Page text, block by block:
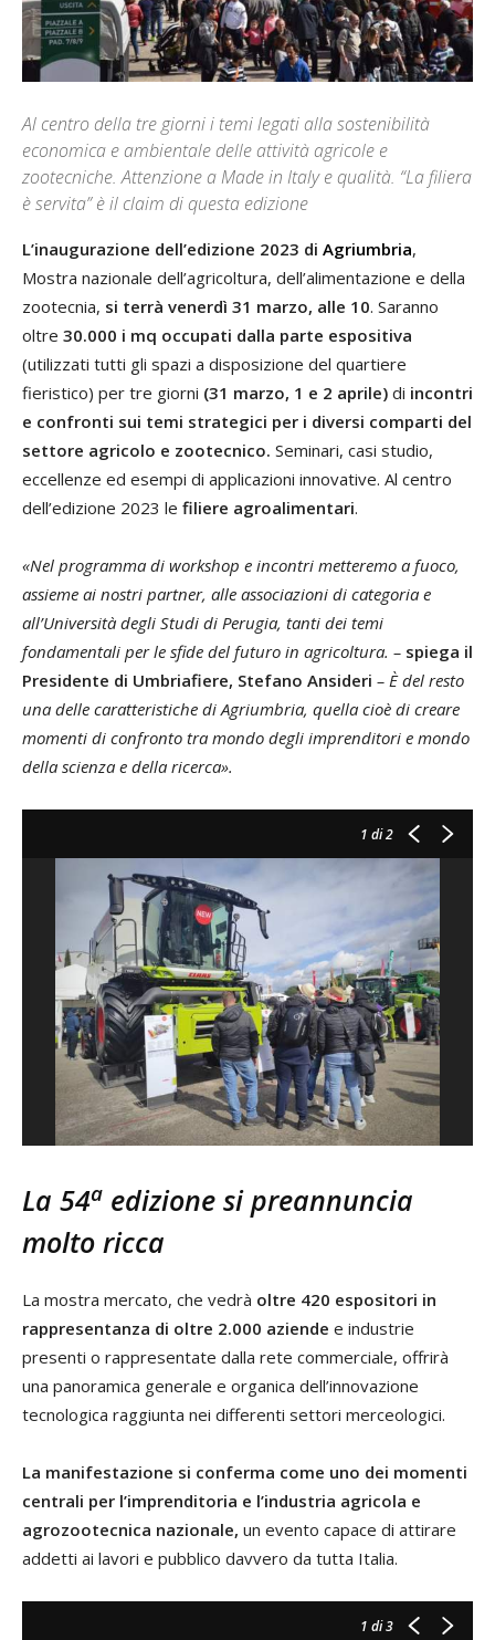
Al centro della tre giorni i temi legati alla sostenibilità
economica e ambientale delle attività agricole e
zootecniche. Attenzione a Made in Italy e qualità. “La filiera
è servita” è il claim di questa edizione
L’inaugurazione dell’edizione 2023 di Agriumbria,
Mostra nazionale dell’agricoltura, dell’alimentazione e della
zootecnia, si terrà venerdì 31 marzo, alle 10. Saranno
oltre 30.000 i mq occupati dalla parte espositiva
(utilizzati tutti gli spazi a disposizione del quartiere
fieristico) per tre giorni (31 marzo, 1 e 2 aprile) di incontri
e confronti sui temi strategici per i diversi comparti del
settore agricolo e zootecnico. Seminari, casi studio,
eccellenze ed esempi di applicazioni innovative. Al centro
dell’edizione 2023 le filiere agroalimentari.
«Nel programma di workshop e incontri metteremo a fuoco,
assieme ai nostri partner, alle associazioni di categoria e
all’Università degli Studi di Perugia, tanti dei temi
fondamentali per le sfide del futuro in agricoltura. – spiega il
Presidente di Umbriafiere, Stefano Ansideri – È del resto
una delle caratteristiche di Agriumbria, quella cioè di creare
momenti di confronto tra mondo degli imprenditori e mondo
della scienza e della ricerca».
1 di 2
La 54a edizione si preannuncia
molto ricca
La mostra mercato, che vedrà oltre 420 espositori in
rappresentanza di oltre 2.000 aziende e industrie
presenti o rappresentate dalla rete commerciale, offrirà
una panoramica generale e organica dell’innovazione
tecnologica raggiunta nei differenti settori merceologici.
La manifestazione si conferma come uno dei momenti
centrali per l’imprenditoria e l’industria agricola e
agrozootecnica nazionale, un evento capace di attirare
addetti ai lavori e pubblico davvero da tutta Italia.
1 di 3